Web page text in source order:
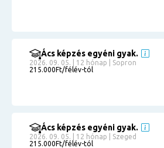
Ács képzés egyéni gyak.
2026. 09. 05. | 12 hónap | Sopron
215.000Ft/félév-tól
Ács képzés egyéni gyak.
2026. 09. 05. | 12 hónap | Szeged
215.000Ft/félév-tól